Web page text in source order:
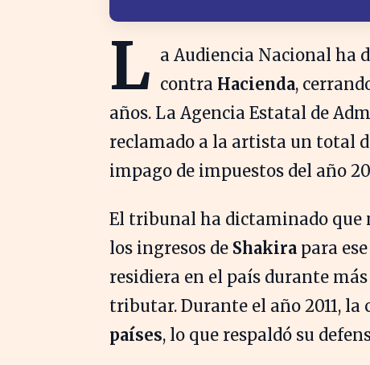
L a Audiencia Nacional ha
contra Hacienda,
años. La Agencia Estatal de
reclamado a la artista un total
impago de impuestos del año
El tribunal ha dictaminado que
los ingresos de Shakira para
residiera en el país durante
tributar. Durante el año 2011,
países, lo que respaldó su